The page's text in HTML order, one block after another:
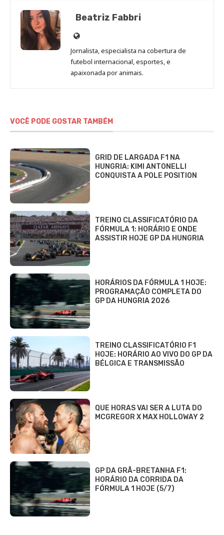
Beatriz Fabbri
Site
de
Beatriz
Fabbri
Jornalista, especialista na cobertura de
futebol internacional, esportes, e
apaixonada por animais.
VOCÊ PODE GOSTAR TAMBÉM
GRID DE LARGADA F1 NA
HUNGRIA: KIMI ANTONELLI
CONQUISTA A POLE POSITION
TREINO CLASSIFICATÓRIO DA
FÓRMULA 1: HORÁRIO E ONDE
ASSISTIR HOJE GP DA HUNGRIA
HORÁRIOS DA FÓRMULA 1 HOJE:
PROGRAMAÇÃO COMPLETA DO
GP DA HUNGRIA 2026
TREINO CLASSIFICATÓRIO F1
HOJE: HORÁRIO AO VIVO DO GP DA
BÉLGICA E TRANSMISSÃO
QUE HORAS VAI SER A LUTA DO
MCGREGOR X MAX HOLLOWAY 2
GP DA GRÃ-BRETANHA F1:
HORÁRIO DA CORRIDA DA
FÓRMULA 1 HOJE (5/7)